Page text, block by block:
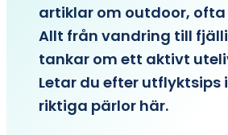
artiklar om outdoor,
Allt från vandring till
tankar om ett aktivt
Letar du efter utflyktsips
riktiga pärlor här.